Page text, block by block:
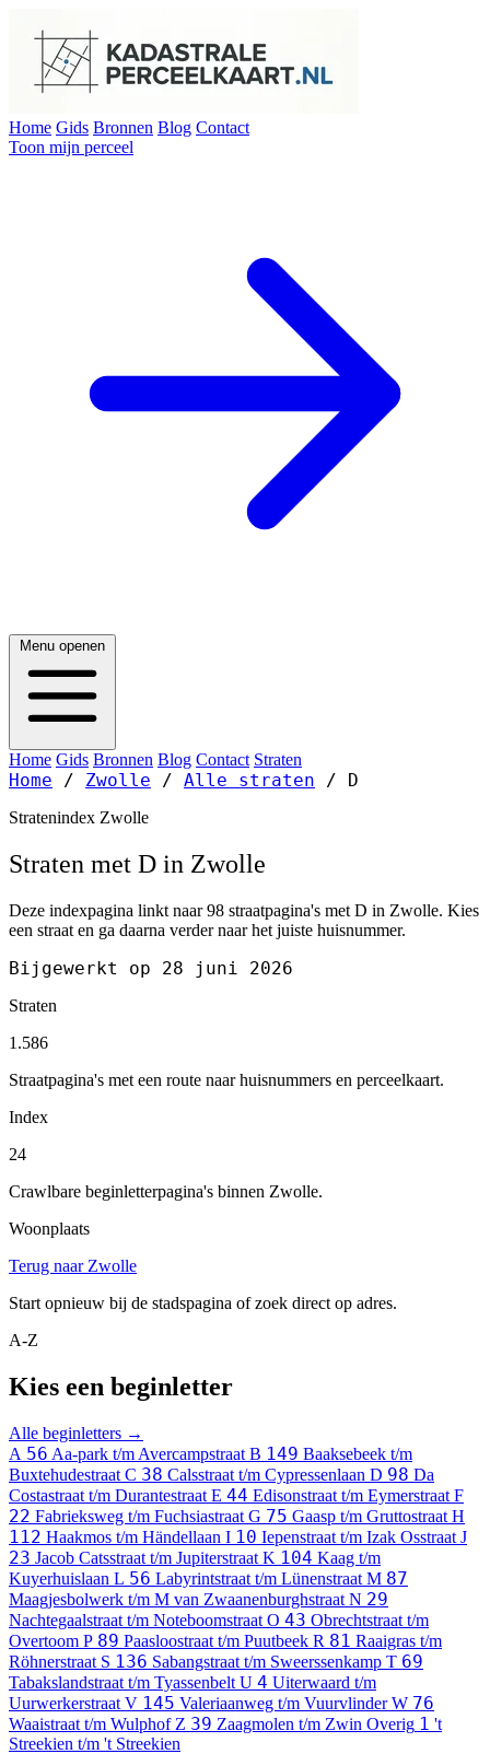
Home Gids Bronnen Blog Contact
Toon mijn perceel
Menu openen
Home Gids Bronnen Blog Contact Straten
Home / Zwolle / Alle straten / D
Stratenindex Zwolle
Straten met D in Zwolle
Deze indexpagina linkt naar 98 straatpagina's met D in Zwolle. Kies
een straat en ga daarna verder naar het juiste huisnummer.
Bijgewerkt op 28 juni 2026
Straten
1.586
Straatpagina's met een route naar huisnummers en perceelkaart.
Index
24
Crawlbare beginletterpagina's binnen Zwolle.
Woonplaats
Terug naar Zwolle
Start opnieuw bij de stadspagina of zoek direct op adres.
A-Z
Kies een beginletter
Alle beginletters →
A 56 Aa-park t/m Avercampstraat B 149 Baaksebeek t/m
Buxtehudestraat C 38 Calsstraat t/m Cypressenlaan D 98 Da
Costastraat t/m Durantestraat E 44 Edisonstraat t/m Eymerstraat F
22 Fabrieksweg t/m Fuchsiastraat G 75 Gaasp t/m Gruttostraat H
112 Haakmos t/m Händellaan I 10 Iepenstraat t/m Izak Osstraat J
23 Jacob Catsstraat t/m Jupiterstraat K 104 Kaag t/m
Kuyerhuislaan L 56 Labyrintstraat t/m Lünenstraat M 87
Maagjesbolwerk t/m M van Zwaanenburghstraat N 29
Nachtegaalstraat t/m Noteboomstraat O 43 Obrechtstraat t/m
Overtoom P 89 Paasloostraat t/m Puutbeek R 81 Raaigras t/m
Röhnerstraat S 136 Sabangstraat t/m Sweerssenkamp T 69
Tabakslandstraat t/m Tyassenbelt U 4 Uiterwaard t/m
Uurwerkerstraat V 145 Valeriaanweg t/m VuurvlinderW 76
Waaistraat t/m Wulphof Z 39 Zaagmolen t/m Zwin Overig 1 't
Streekien t/m 't Streekien